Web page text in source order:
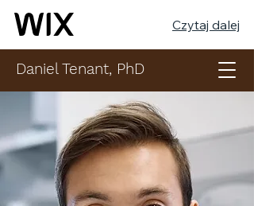
Czytaj dalej